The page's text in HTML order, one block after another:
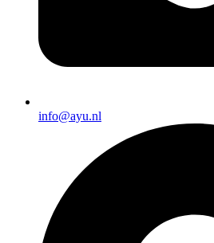
info@ayu.nl